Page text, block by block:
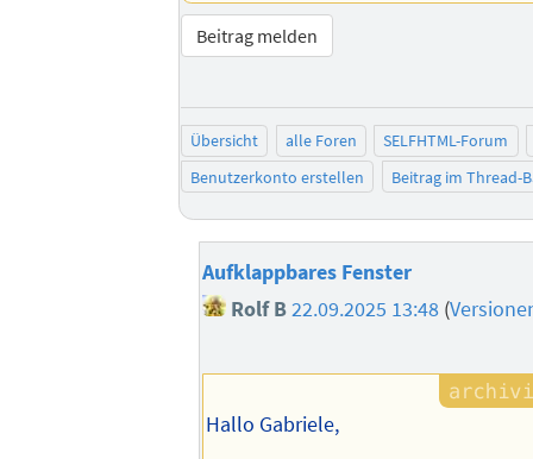
Beitrag melden
Übersicht alle Foren
SELFHTML-Forum
Benutzerkonto erstellen
Beitrag im Thread-
Aufklappbares Fenster
Rolf B22.09.2025 13:48 (
Hallo Gabriele,